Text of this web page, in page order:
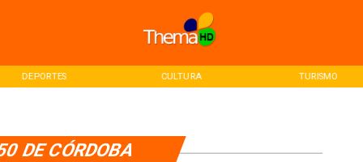
DEPORTES CULTURA TURISMO
DE CÓRDOBA